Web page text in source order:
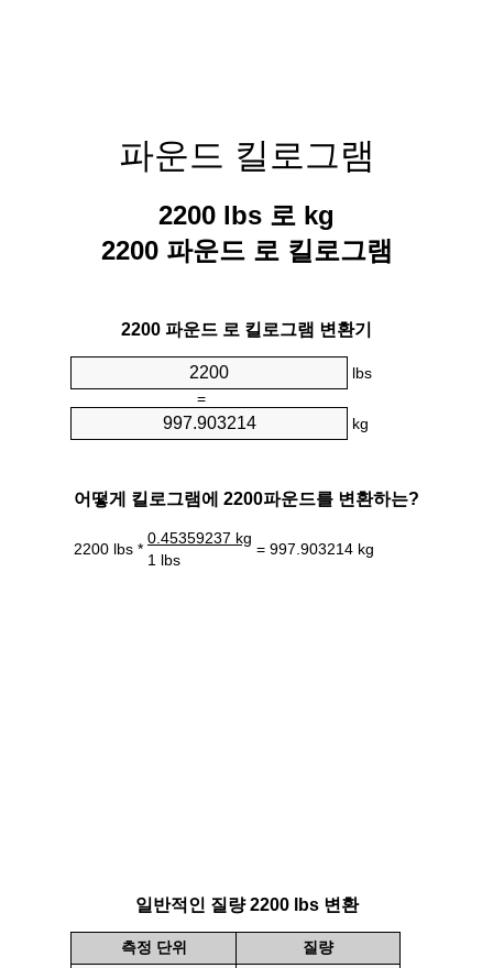
파운드 킬로그램
2200 lbs 로 kg
2200 파운드 로 킬로그램
2200 파운드 로 킬로그램 변환기
lbs
=
kg
어떻게 킬로그램에 2200파운드를 변환하는?
2200 lbs *
0.45359237 kg
= 997.903214 kg
1 lbs
일반적인 질량 2200 lbs 변환
측정 단위 질량